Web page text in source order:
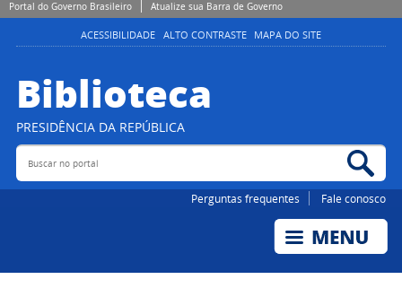
Portal do Governo Brasileiro Atualize sua Barra de Governo
ACESSIBILIDADE ALTO CONTRASTE MAPA DO SITE
Biblioteca
PRESIDÊNCIA DA REPÚBLICA
Buscar no portal
Perguntas frequentes Fale conosco